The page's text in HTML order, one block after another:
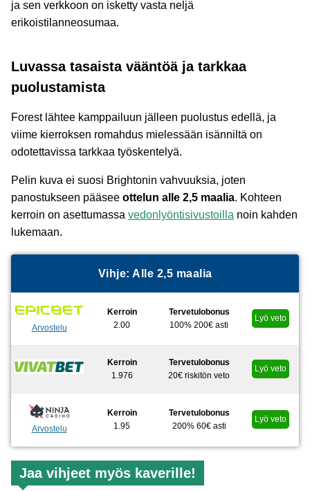
ja sen verkkoon on isketty vasta neljä
erikoistilanneosumaa.
Luvassa tasaista vääntöä ja tarkkaa
puolustamista
Forest lähtee kamppailuun jälleen puolustus edellä, ja
viime kierroksen romahdus mielessään isänniltä on
odotettavissa tarkkaa työskentelyä.
Pelin kuva ei suosi Brightonin vahvuuksia, joten
panostukseen pääsee ottelun alle 2,5 maalia. Kohteen
kerroin on asettumassa vedonlyöntisivustoilla noin kahden
lukemaan.
Vihje: Alle 2,5 maalia
Arvostelu
Kerroin
2.00
Tervetulobonus
100% 200€ asti
Lyö veto
Kerroin
1.976
Tervetulobonus
20€ riskitön veto
Lyö veto
Arvostelu
Kerroin
1.95
Tervetulobonus
200% 60€ asti
Lyö veto
Jaa vihjeet myös kaverille!